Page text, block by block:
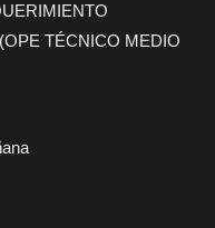
TÉCNICO MEDIO